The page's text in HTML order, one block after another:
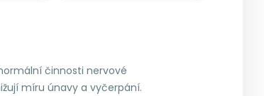
činnosti nervové
míru únavy a vyčerpání.